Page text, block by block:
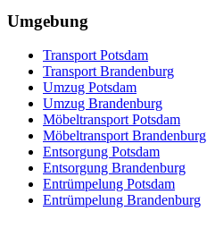
Umgebung
Transport Potsdam
Transport Brandenburg
Umzug Potsdam
Umzug Brandenburg
Möbeltransport Potsdam
Möbeltransport Brandenburg
Entsorgung Potsdam
Entsorgung Brandenburg
Entrümpelung Potsdam
Entrümpelung Brandenburg